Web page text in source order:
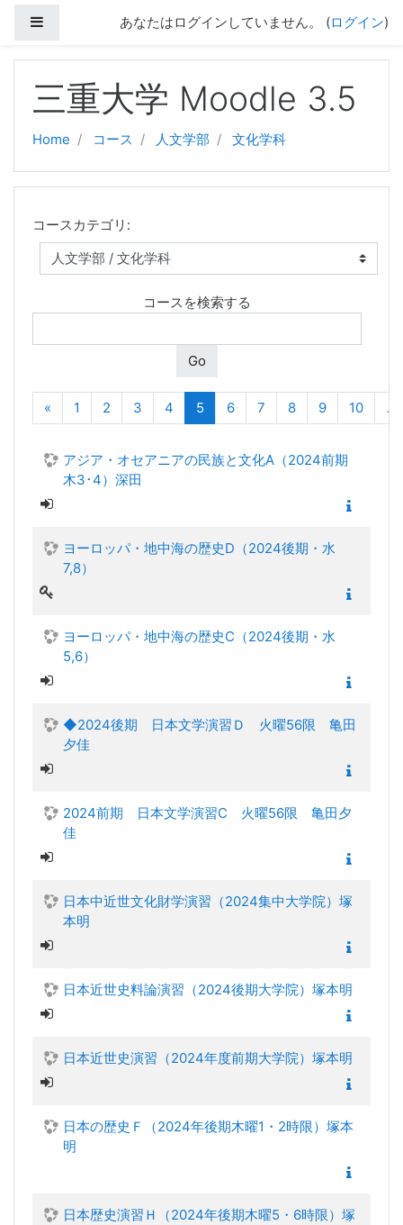
サイドパネルあなたはログインしていません。 (ログイン)
三重大学 Moodle 3.5
Home コース 人文学部 文化学科
コースカテゴリ:
コースを検索する
Go
« 前へ1 2 3 4 5 (現在)
6 7 8 9 10 …
アジア・オセアニアの民族と文化A（2024前期
木3･4）深田
ヨーロッパ・地中海の歴史D（2024後期・水
7,8）
ヨーロッパ・地中海の歴史C（2024後期・水
5,6）
◆2024後期 日本文学演習Ｄ 火曜56限 亀田
夕佳
2024前期 日本文学演習C 火曜56限 亀田夕
佳
日本中近世文化財学演習（2024集中大学院）塚
本明
日本近世史料論演習（2024後期大学院）塚本明
日本近世史演習（2024年度前期大学院）塚本明
日本の歴史Ｆ（2024年後期木曜1・2時限）塚本
明
日本歴史演習Ｈ（2024年後期木曜5・6時限）塚